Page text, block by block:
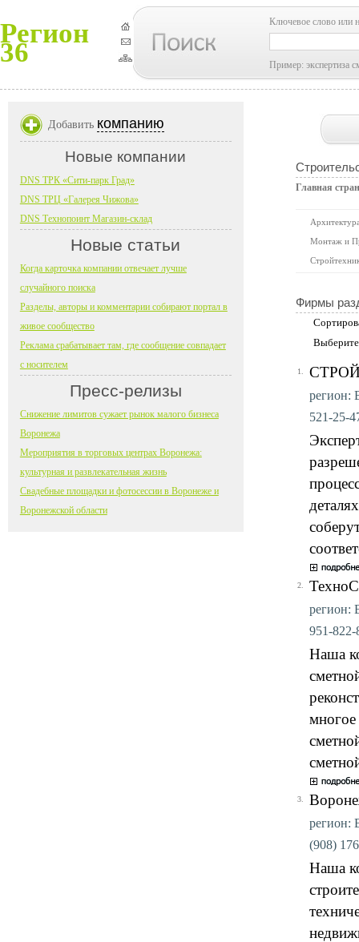
Регион
36
Ключевое слово или
Пример: экспертиза
Главная
Монтаж и
Фирмы
1.
регион:
521-25-
2.
регион:
951-
Наша
3.
регион:
(908)
Наша
Добавить компанию
Новые компании
DNS ТРК «Сити-парк Град»
DNS ТРЦ «Галерея Чижова»
DNS Технопоинт Магазин-склад
Новые статьи
Когда карточка компании отвечает лучше
случайного поиска
Разделы, авторы и комментарии собирают портал в
живое сообщество
Реклама срабатывает там, где сообщение совпадает
с носителем
Пресс-релизы
Снижение лимитов сужает рынок малого бизнеса
Воронежа
Мероприятия в торговых центрах Воронежа:
культурная и развлекательная жизнь
Свадебные площадки и фотосессии в Воронеже и
Воронежской области